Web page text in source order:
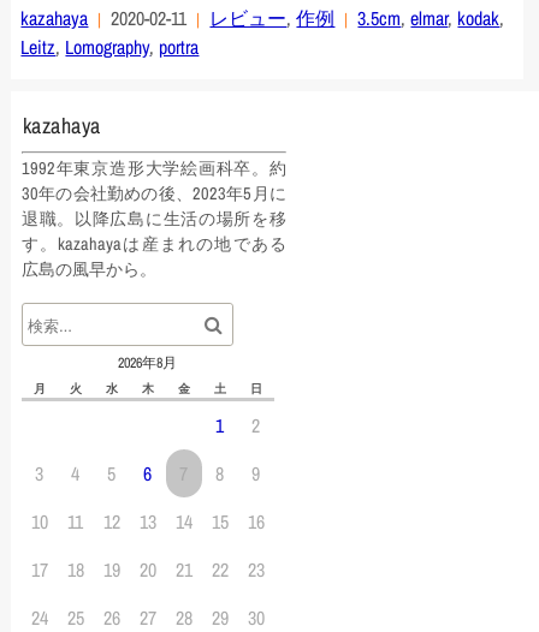
kazahaya
2020-02-11 レビュー,作例 3.5cm,elmar, kodak,
Leitz, Lomography, portra
kazahaya
1992年東京造形大学絵画科卒。約
30年の会社勤めの後、2023年5月に
退職。以降広島に生活の場所を移
す。kazahayaは産まれの地である
広島の風早から。
2026年8月
月 火 水 木 金 土 日
1
2
3
4 5 6 7 8
9
10
11 12 13 14 15
16
17
18 19 20 21 22
23
24
25 26 27 28 29
30